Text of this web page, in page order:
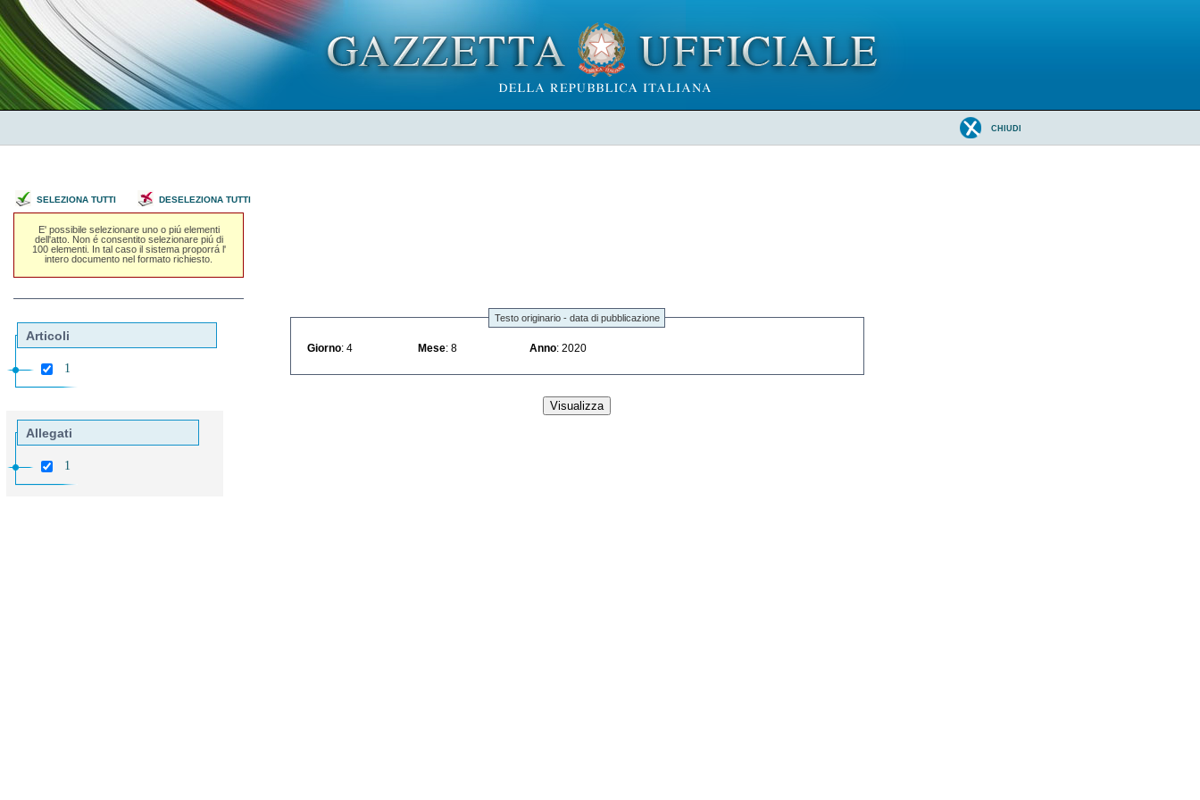
CHIUDI
SELEZIONA TUTTI DESELEZIONA TUTTI
E' possibile selezionare uno o piú elementi
dell'atto. Non é consentito selezionare piú di
100 elementi. In tal caso il sistema proporrá l'
intero documento nel formato richiesto.
Articoli
1
Allegati
1
Testo originario - data di pubblicazione
Giorno : 4 Mese : 8 Anno : 2020